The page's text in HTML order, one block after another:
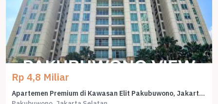
Rp 4,8 Miliar
Apartemen Premium di Kawasan Elit Pakubuwono, Jakarta Selatan, Harga 4,8 Miliar